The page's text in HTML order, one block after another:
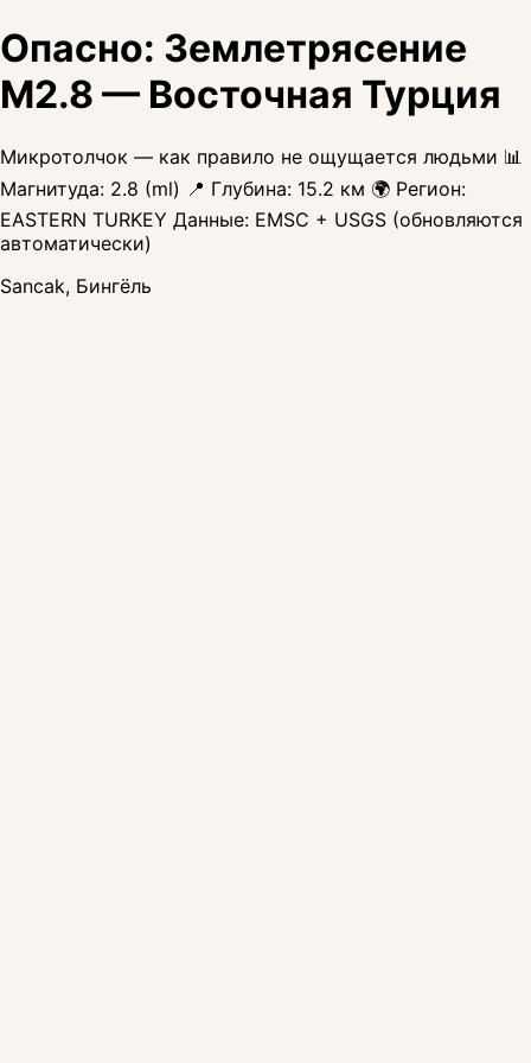
Опасно: Землетрясение
M2.8 — Восточная Турция
Микротолчок — как правило не ощущается людьми 📊
Магнитуда: 2.8 (ml) 📍 Глубина: 15.2 км 🌍 Регион:
EASTERN TURKEY Данные: EMSC + USGS (обновляются
автоматически)
Sancak, Бингёль